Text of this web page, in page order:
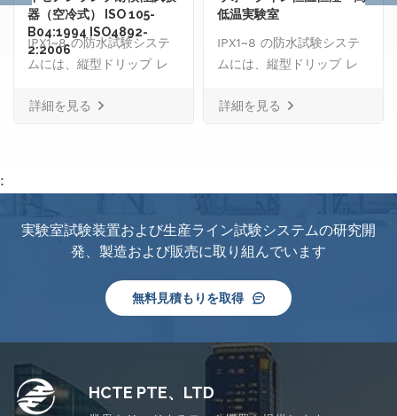
器（空冷式） ISO 105-
B04:1994 ISO4892-
2:2006
IPX1~8 の防水試験システ
ムには、縦型ドリップ レ
が含まれます。 IPX3 と
御システム、 IPX8 水密圧
力試験機と傾斜可能な回転
ステージ。
詳細を見る
低温実験室
IPX1~8 の防水試験システ
ムには、縦型ドリップ レ
が含まれます。 IPX3 と
御システム、 IPX8 水密圧
力試験機と傾斜可能な回転
ステージ。
詳細を見る
:
実験室試験装置および生産ライン試験システムの研究開
発、製造および販売に取り組んでいます
無料見積もりを取得
HCTE PTE、LTD